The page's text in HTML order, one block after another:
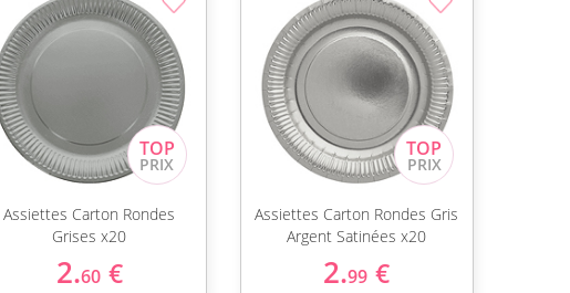
Assiettes Carton Rondes
Grises x20
2.60 €
Assiettes Carton Rondes Gris
Argent Satinées x20
2.99 €